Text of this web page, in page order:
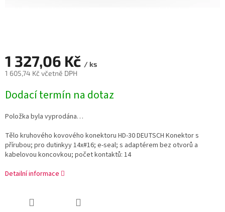
1 327,06 Kč / ks
1 605,74 Kč včetně DPH
cena:
Dodací termín na dotaz
Položka byla vyprodána…
Tělo kruhového kovového konektoru HD-30 DEUTSCH Konektor s
přírubou; pro dutinkyy 14x#16; e-seal; s adaptérem bez otvorů a
kabelovou koncovkou; počet kontaktů: 14
Detailní informace